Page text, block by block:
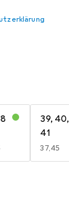
39, 40,
41
EUR
37,45